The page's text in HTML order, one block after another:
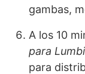
gambas,
A los 10
para
para